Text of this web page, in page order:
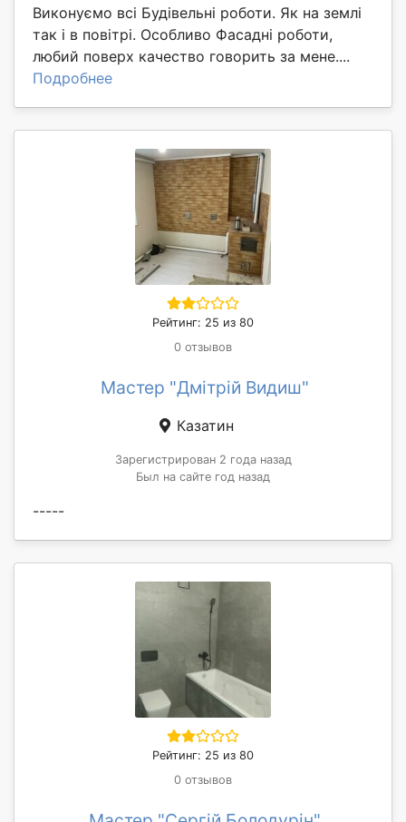
Виконуємо всі Будівельні роботи. Як на землі
так і в повітрі. Особливо Фасадні роботи,
любий поверх качество говорить за мене....
Подробнее
Рейтинг: 25 из 80
0 отзывов
Мастер "Дмітрій Видиш"
Казатин
Зарегистрирован 2 года назад
Был на сайте год назад
-----
Рейтинг: 25 из 80
0 отзывов